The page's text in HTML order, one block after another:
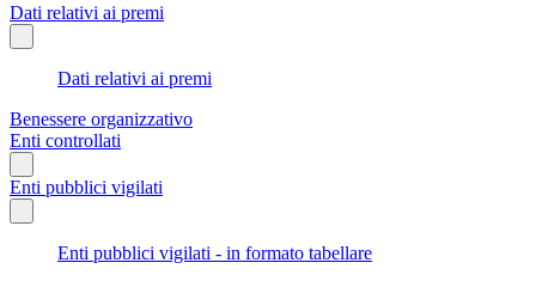
Dati relativi ai premi
Dati relativi ai premi
Benessere organizzativo
Enti controllati
Enti pubblici vigilati
Enti pubblici vigilati - in formato tabellare